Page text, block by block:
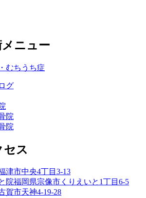
ニュー
むちうち症
セス
津市中央4丁目3-13
院福岡県宗像市くりえいと1丁目6-5
賀市天神4-19-28